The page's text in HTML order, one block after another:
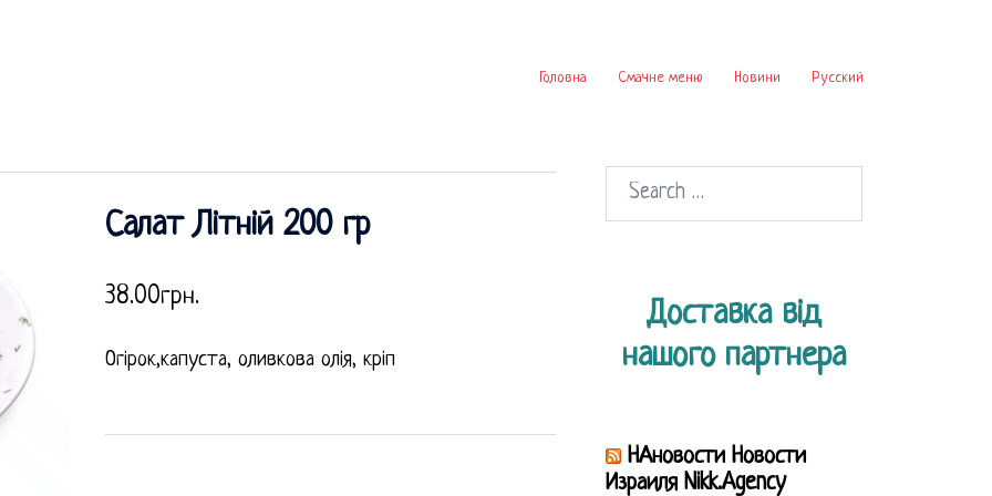
Головна Смачне меню Новини Русский
Салат Літній 200 гр
38.00грн.
Огірок,капуста, оливкова олія, кріп
Search
for:
Доставка від
нашого партнера
НАновости Новости
Израиля Nikk.Agency